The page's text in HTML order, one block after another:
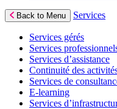
Back to Menu Services
Services gérés
Services
Services d’assistance
Continuité des
Services de
E‑learning
Services